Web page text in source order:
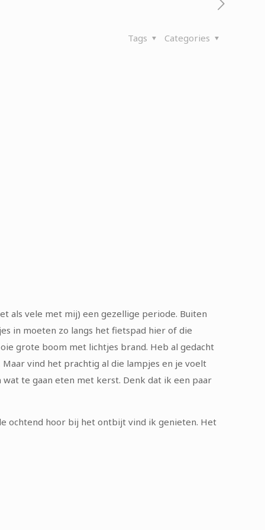
Categories
Tags
als vele met mij) een gezellige periode. Buiten
in moeten zo langs het fietspad hier of die
grote boom met lichtjes brand. Heb al gedacht
vind het prachtig al die lampjes en je voelt
te gaan eten met kerst. Denk dat ik een paar
ochtend hoor bij het ontbijt vind ik genieten. Het